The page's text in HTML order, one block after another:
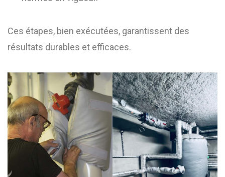
Ces étapes, bien exécutées, garantissent des
résultats durables et efficaces.